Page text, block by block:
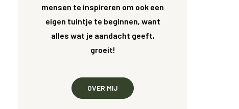
mensen te inspireren om ook een
eigen tuintje te beginnen, want
alles wat je aandacht geeft,
groeit!
OVER MIJ